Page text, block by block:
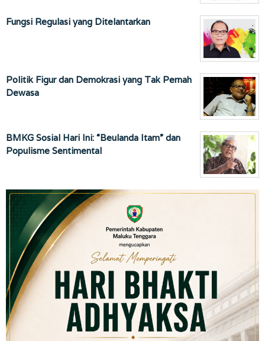
Fungsi Regulasi yang Ditelantarkan
Politik Figur dan Demokrasi yang Tak Pernah
Dewasa
BMKG Sosial Hari Ini: “Beulanda Itam” dan
Populisme Sentimental